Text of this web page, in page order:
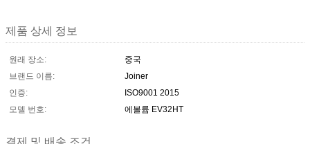
제품 상세 정보
원래 장소:
중국
브랜드 이름:
Joiner
인증:
ISO9001 2015
모델 번호:
에볼륨 EV32HT
결제 및 배송 조건